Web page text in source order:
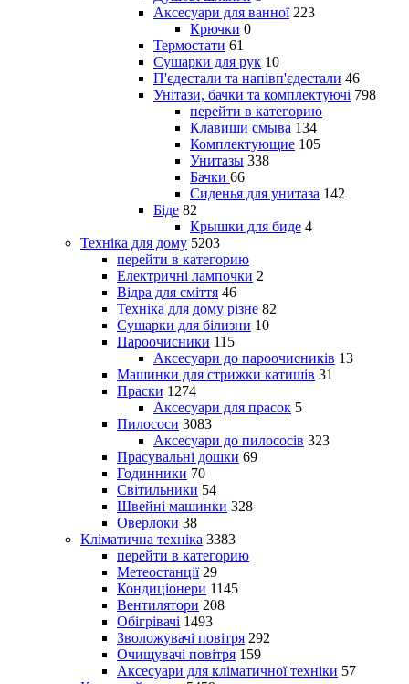
Аксесуари для ванної 223
Крючки 0
Термостати 61
Сушарки для рук 10
П'єдестали та напівп'єдестали 46
Унітази, бачки та комплектуючі 798
перейти в категорию
Клавиши смыва 134
Комплектующие 105
Унитазы 338
Бачки 66
Сиденья для унитаза 142
Біде 82
Крышки для биде 4
Техніка для дому 5203
перейти в категорию
Електричні лампочки 2
Відра для сміття 46
Техніка для дому різне 82
Сушарки для білизни 10
Пароочисники 115
Аксесуари до пароочисників 13
Машинки для стрижки катишів 31
Праски 1274
Аксесуари для прасок 5
Пилососи 3083
Аксесуари до пилососів 323
Прасувальні дошки 69
Годинники 70
Світильники 54
Швейні машинки 328
Оверлоки 38
Кліматична техніка 3383
перейти в категорию
Метеостанції 29
Кондиціонери 1145
Вентилятори 208
Обігрівачі 1493
Зволожувачі повітря 292
Очищувачі повітря 159
Аксесуари для кліматичної техніки 57